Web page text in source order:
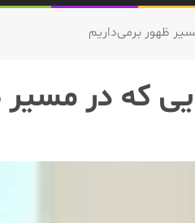
ظهور برمی‌داریم
که در مسیر